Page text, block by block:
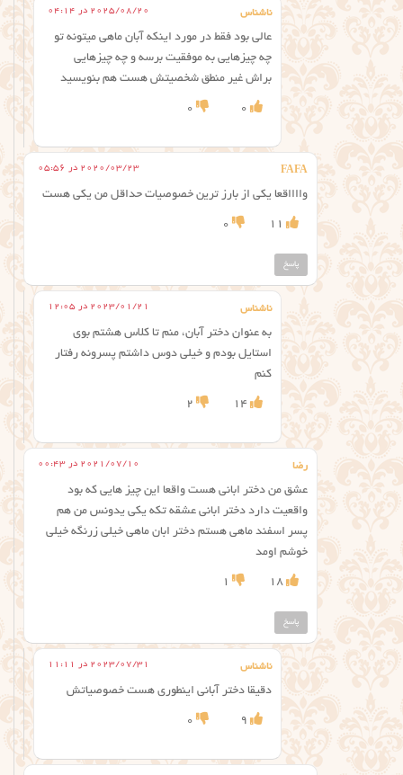
ناشناس 2025/08/20 در 04:14
عالی بود فقط در مورد اینکه آبان ماهی میتونه تو
چه چیزهایی به موفقیت برسه و چه چیزهایی
براش غیر منطق شخصیتش هست هم بنویسید
0
0
FAFA 2020/03/23 در 05:56
وااااقعا یکی از بارز ترین خصوصیات حداقل من یکی هست
11
0
پاسخ
ناشناس 2023/01/21 در 12:05
به عنوان دختر آبان، منم تا کلاس هشتم بوی
استایل بودم و خیلی دوس داشتم پسرونه رفتار
کنم
14
2
رضا 2021/07/10 در 00:43
عشق من دختر ابانی هست واقعا این چیز هایی که بود
واقعیت دارد دختر ابانی عشقه تکه یکی یدونس من هم
پسر اسفند ماهی هستم دختر ابان ماهی خیلی زرنگه خیلی
خوشم اومد
18
1
پاسخ
ناشناس 2023/07/31 در 11:11
دقیقا دختر آبانی اینطوری هست خصوصیاتش
9
0